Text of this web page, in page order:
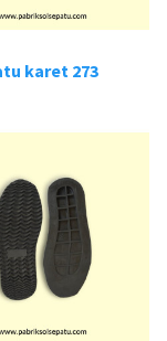
karet 273